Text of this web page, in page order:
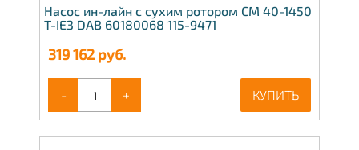
Насос ин-лайн с сухим ротором CM 40-1450
T-IE3 DAB 60180068 115-9471
319 162 руб.
- + КУПИТЬ